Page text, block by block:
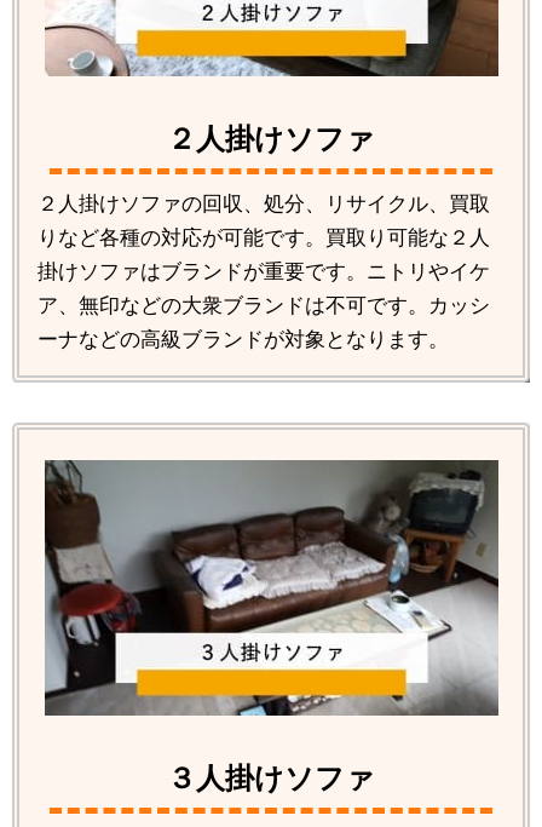
２人掛けソファ
２人掛けソファの回収、処分、リサイクル、買取
りなど各種の対応が可能です。買取り可能な２人
掛けソファはブランドが重要です。ニトリやイケ
ア、無印などの大衆ブランドは不可です。カッシ
ーナなどの高級ブランドが対象となります。
３人掛けソファ